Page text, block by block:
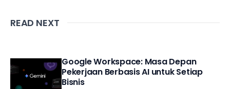
READ NEXT
Google Workspace: Masa Depan
Pekerjaan Berbasis AI untuk Setiap
Bisnis